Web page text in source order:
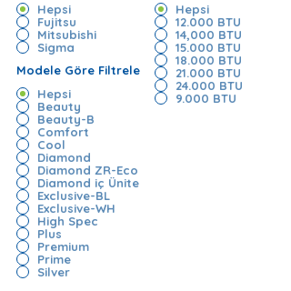
Hepsi
Fujitsu
Mitsubishi
Sigma
Modele Göre Filtrele
Hepsi
Beauty
Beauty-B
Comfort
Cool
Diamond
Diamond ZR-Eco
Diamond iç Ünite
Exclusive-BL
Exclusive-WH
High Spec
Plus
Premium
Prime
Silver
Hepsi
12.000 BTU
14,000 BTU
15.000 BTU
18.000 BTU
21.000 BTU
24.000 BTU
9.000 BTU